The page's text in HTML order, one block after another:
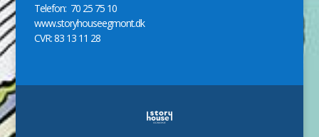
Telefon: 70 25 75 10
www.storyhouseegmont.dk
CVR: 83 13 11 28